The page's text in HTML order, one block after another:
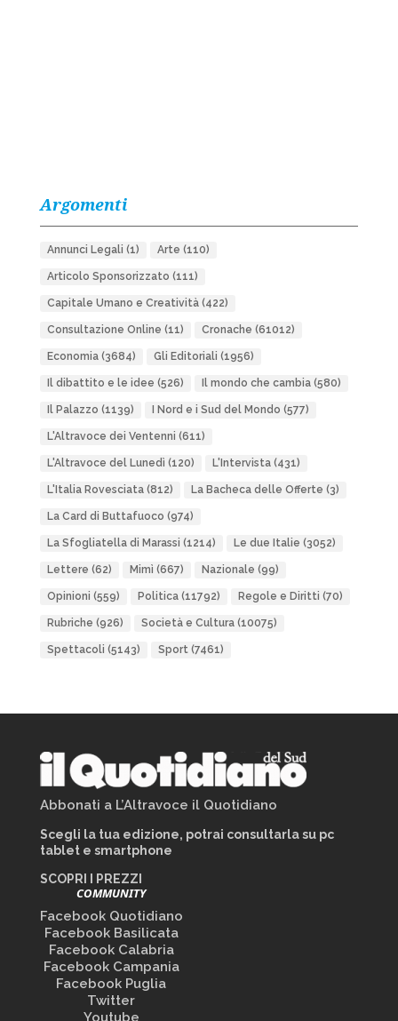
Argomenti
Annunci Legali (1) Arte (110)
Articolo Sponsorizzato (111)
Capitale Umano e Creatività(422)
Consultazione Online (11) Cronache (61012)
Economia(3684) Gli Editoriali (1956)
Il dibattito e le idee (526) Il mondo che cambia(580)
Il Palazzo (1139) I Nord e i Sud del Mondo (577)
L'Altravoce dei Ventenni (611)
L'Altravoce del Lunedì (120) L'Intervista(431)
L'Italia Rovesciata(812) La Bacheca delle Offerte (3)
La Card di Buttafuoco (974)
La Sfogliatella di Marassi (1214) Le due Italie (3052)
Lettere (62) Mimì (667) Nazionale (99)
Opinioni (559) Politica(11792) Regole e Diritti (70)
Rubriche (926) Società e Cultura(10075)
Spettacoli (5143) Sport(7461)
Abbonati a L’Altravoce il Quotidiano
Scegli la tua edizione, potrai consultarla su pc
tablet e smartphone
SCOPRI I PREZZI
COMMUNITY
Facebook Quotidiano
Facebook Basilicata
Facebook Calabria
Facebook Campania
Facebook Puglia
Twitter
Youtube